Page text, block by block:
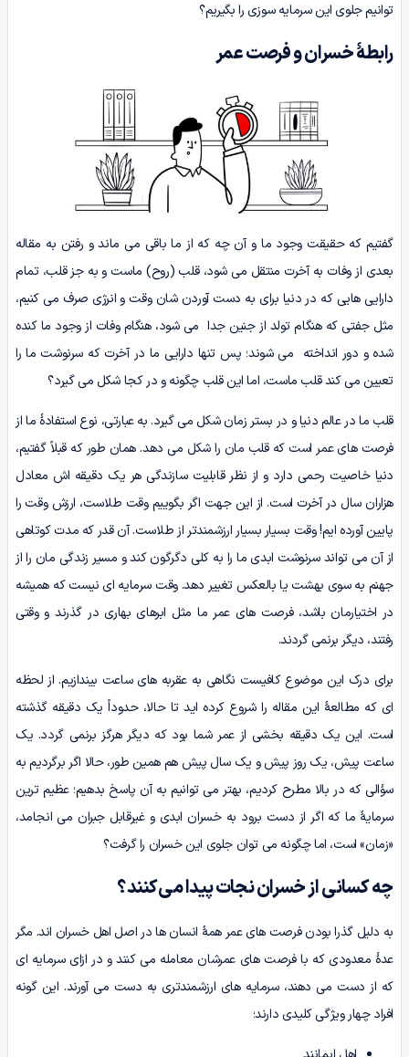
توانیم جلوی این سرمایه سوزی را بگیریم؟
رابطۀ خسران و فرصت عمر
گفتیم که حقیقت وجود ما و آن چه که از ما باقی می ماند و رفتن به مقاله
بعدی از وفات به آخرت منتقل می شود، قلب (روح) ماست و به جز قلب، تمام
دارایی هایی که در دنیا برای به دست آوردن شان وقت و انرژی صرف می کنیم،
مثل جفتی که هنگام تولد از جنین جدا می شود، هنگام وفات از وجود ما کنده
شده و دور انداخته می شوند؛ پس تنها دارایی ما در آخرت که سرنوشت ما را
تعیین می کند قلب ماست، اما این قلب چگونه و در کجا شکل می گیرد؟
قلب ما در عالم دنیا و در بستر زمان شکل می گیرد. به عبارتی، نوع استفادۀ ما از
فرصت های عمر است که قلب مان را شکل می دهد. همان طور که قبلاً گفتیم،
دنیا خاصیت رحمی دارد و از نظر قابلیت سازندگی هر یک دقیقه اش معادل
هزاران سال در آخرت است. از این جهت اگر بگوییم وقت طلاست، ارزش وقت را
پایین آورده ایم! وقت بسیار بسیار ارزشمندتر از طلاست. آن قدر که مدت کوتاهی
از آن می تواند سرنوشت ابدی ما را به کلی دگرگون کند و مسیر زندگی مان را از
جهنم به سوی بهشت یا بالعکس تغییر دهد. وقت سرمایه ای نیست که همیشه
در اختیارمان باشد، فرصت های عمر ما مثل ابرهای بهاری در گذرند و وقتی
رفتند، دیگر برنمی گردند.
برای درک این موضوع کافیست نگاهی به عقربه های ساعت بیندازیم. از لحظه
ای که مطالعۀ این مقاله را شروع کرده اید تا حالا، حدوداً یک دقیقه گذشته
است. این یک دقیقه بخشی از عمر شما بود که دیگر هرگز برنمی گردد. یک
ساعت پیش، یک روز پیش و یک سال پیش هم همین طور، حالا اگر برگردیم به
سؤالی که در بالا مطرح کردیم، بهتر می توانیم به آن پاسخ بدهیم؛ عظیم ترین
سرمایۀ ما که اگر از دست برود به خسران ابدی و غیرقابل جبران می انجامد،
«زمان» است، اما چگونه می توان جلوی این خسران را گرفت؟
چه کسانی از خسران نجات پیدا می‌کنند؟
به دلیل گذرا بودن فرصت های عمر همۀ انسان ها در اصل اهل خسران اند. مگر
عدۀ معدودی که با فرصت های عمرشان معامله می کنند و در ازای سرمایه ای
که از دست می دهند، سرمایه های ارزشمندتری به دست می آورند. این گونه
افراد چهار ویژگی کلیدی دارند؛